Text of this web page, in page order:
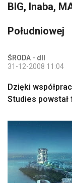
BIG, Inaba,
Południowej
ŚRODA - dll
31-12-2008 11:04
Dzięki
Studies